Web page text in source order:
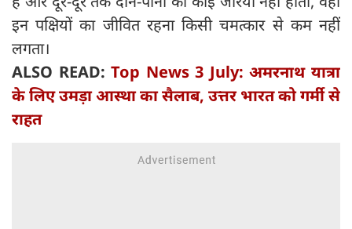
इन पक्षियों का जीवित रहना किसी चमत्कार से कम नहीं
लगता।
ALSO READ:Top News 3 July: अमरनाथ यात्रा
के लिए उमड़ा आस्था का सैलाब, उत्तर भारत को गर्मी से
राहत